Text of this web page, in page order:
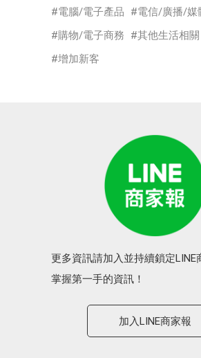
電腦/電子產品
電信/廣播/媒
購物/電子商務
其他生活相關
增加新客
更多資訊請加入並持續鎖定LINE
掌握第一手的資訊！
加入LINE商家報